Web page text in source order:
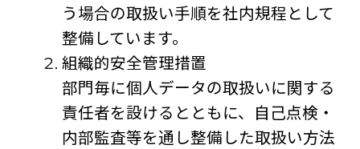
う場合の取扱い手順を社内規程として
整備しています。
組織的安全管理措置
部門毎に個人データの取扱いに関する
責任者を設けるとともに、自己点検・
内部監査等を通し整備した取扱い方法